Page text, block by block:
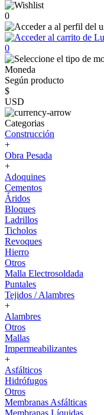
0
0
Moneda
Según producto
$
USD
Categorias
Construcción
+
Obra Pesada
+
Adoquines
Cementos
Áridos
Bloques
Ladrillos
Ticholos
Revoques
Hierro
Otros
Malla Electrosoldada
Puntales
Tejidos / Alambres
+
Alambres
Otros
Mallas
Impermeabilizantes
+
Asfálticos
Hidrófugos
Otros
Membranas Asfálticas
Membranas Líquidas